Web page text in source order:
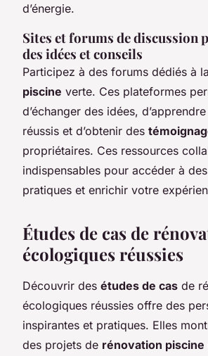
d’énergie.
Sites et forums de discussion
des idées et conseils
Participez à des forums dédiés à la
piscine verte. Ces plateformes
d’échanger des idées,
réussis et d’obtenir des
propriétaires. Ces ressources
indispensables pour accéder à
pratiques et enrichir votre
Études de cas de
écologiques réussies
Découvrir des études de cas de
écologiques réussies offre des
inspirantes et pratiques. Elles
des projets de rénovation piscine